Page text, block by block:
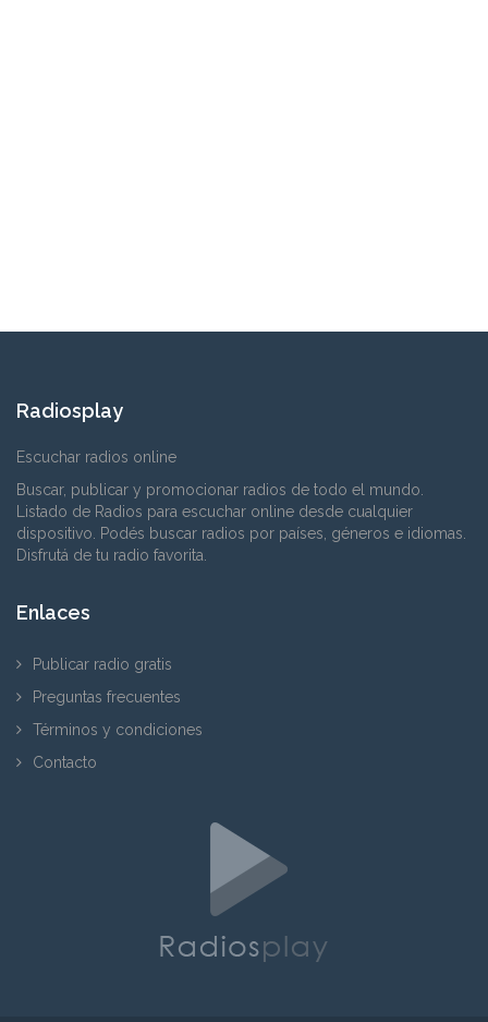
Radiosplay
Escuchar radios online
Buscar, publicar y promocionar radios de todo el mundo.
Listado de Radios para escuchar online desde cualquier
dispositivo. Podés buscar radios por países, géneros e idiomas.
Disfrutá de tu radio favorita.
Enlaces
Publicar radio gratis
Preguntas frecuentes
Términos y condiciones
Contacto